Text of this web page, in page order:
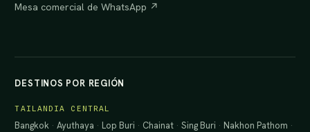
Mesa comercial de WhatsApp ↗
DESTINOS POR REGIÓN
TAILANDIA CENTRAL
Bangkok ·Ayuthaya · Lop Buri · Chainat ·Sing Buri · Nakhon Pathom ·